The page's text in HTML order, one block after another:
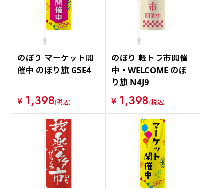
のぼり マーケット開
催中 のぼり旗 G5E4
¥ 1,398(税込)
のぼり 軽トラ市開催
中・WELCOME のぼ
り旗 N4J9
¥ 1,398(税込)